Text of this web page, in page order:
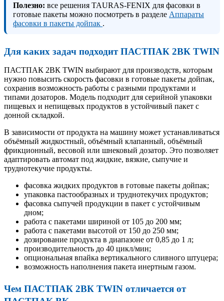
Полезно: все решения TAURAS-FENIX для фасовки в
готовые пакеты можно посмотреть в разделе Аппараты
фасовки в пакеты дойпак .
Для каких задач подходит ПАСТПАК 2ВК TWIN
ПАСТПАК 2ВК TWIN выбирают для производств, которым
нужно повысить скорость фасовки в готовые пакеты дойпак,
сохранив возможность работы с разными продуктами и
типами дозаторов. Модель подходит для серийной упаковки
пищевых и непищевых продуктов в устойчивый пакет с
донной складкой.
В зависимости от продукта на машину может устанавливаться
объёмный жидкостный, объёмный клапанный, объёмный
фрикционный, весовой или шнековый дозатор. Это позволяет
адаптировать автомат под жидкие, вязкие, сыпучие и
труднотекучие продукты.
фасовка жидких продуктов в готовые пакеты дойпак;
упаковка пастообразных и труднотекучих продуктов;
фасовка сыпучей продукции в пакет с устойчивым
дном;
работа с пакетами шириной от 105 до 200 мм;
работа с пакетами высотой от 150 до 250 мм;
дозирование продукта в диапазоне от 0,85 до 1 л;
производительность до 40 цикл/мин;
опциональная впайка вертикального сливного штуцера;
возможность наполнения пакета инертным газом.
Чем ПАСТПАК 2ВК TWIN отличается от